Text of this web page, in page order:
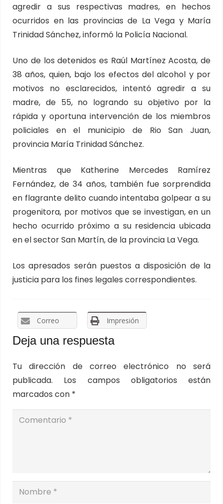
agredir a sus respectivas madres, en hechos
ocurridos en las provincias de La Vega y María
Trinidad Sánchez, informó la Policía Nacional.
Uno de los detenidos es Raúl Martínez Acosta, de
38 años, quien, bajo los efectos del alcohol y por
motivos no esclarecidos, intentó agredir a su
madre, de 55, no logrando su objetivo por la
rápida y oportuna intervención de los miembros
policiales en el municipio de Rio San Juan,
provincia María Trinidad Sánchez.
Mientras que Katherine Mercedes Ramírez
Fernández, de 34 años, también fue sorprendida
en flagrante delito cuando intentaba golpear a su
progenitora, por motivos que se investigan, en un
hecho ocurrido próximo a su residencia ubicada
en el sector San Martín, de la provincia La Vega.
Los apresados serán puestos a disposición de la
justicia para los fines legales correspondientes.
Correo Impresión
Deja una respuesta
Tu dirección de correo electrónico no será
publicada.
Los campos obligatorios están
marcados con *